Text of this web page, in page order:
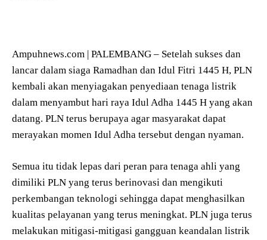
Ampuhnews.com | PALEMBANG – Setelah sukses dan
lancar dalam siaga Ramadhan dan Idul Fitri 1445 H, PLN
kembali akan menyiagakan penyediaan tenaga listrik
dalam menyambut hari raya Idul Adha 1445 H yang akan
datang. PLN terus berupaya agar masyarakat dapat
merayakan momen Idul Adha tersebut dengan nyaman.
Semua itu tidak lepas dari peran para tenaga ahli yang
dimiliki PLN yang terus berinovasi dan mengikuti
perkembangan teknologi sehingga dapat menghasilkan
kualitas pelayanan yang terus meningkat. PLN juga terus
melakukan mitigasi-mitigasi gangguan keandalan listrik